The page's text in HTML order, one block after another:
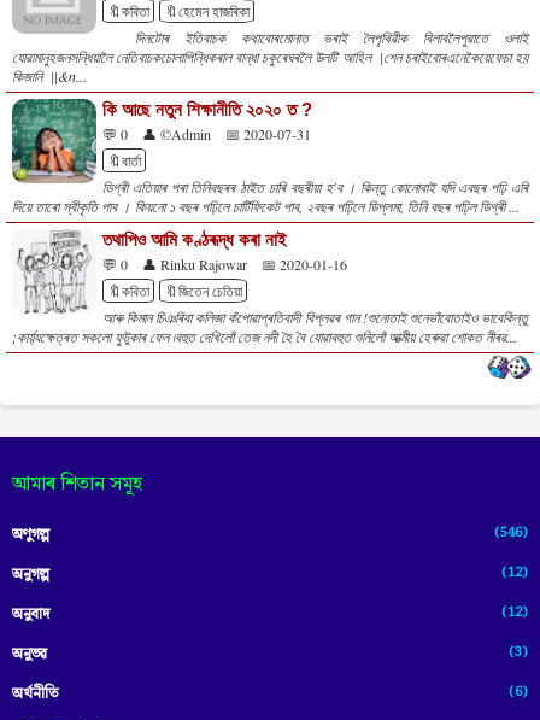
🔖কবিতা
🔖হেমেন হাজৰিকা
দিনটোৰ ইতিবাচক কথাবোৰমোনাত ভৰাই লৈপৃথিৱীক বিলাবলৈপুৱাতে ওলাই
যোৱামানুহজনসন্ধিয়ালৈ নেতিবাচকচোলাপিন্ধিকৰাল বান্ধা চকুৰেঘৰলৈ উলটি আহিল |শেন চৰাইবোৰএনেকৈয়েফেচা হয়
কিজানি ||&n...
কি আছে নতুন শিক্ষানীতি ২০২০ ত ?
💬 0 👤 ©Admin
📅 2020-07-31
🔖বাৰ্তা
ডিগ্ৰী এতিয়াৰ পৰা তিনিবছৰৰ ঠাইত চাৰি বছৰীয়া হ'ব । কিন্তু কোনোবাই যদি এবছৰ পঢ়ি এৰি
দিয়ে তাৰো স্বীকৃতি পাব । কিয়নো ১ বছৰ পঢ়িলে চাৰ্টিফিকেট পাব, ২বছৰ পঢ়িলে ডিপ্লমা, তিনি বছৰ পঢ়িল ডিগ্ৰী ...
তথাপিও আমি কণ্ঠৰূদ্ধ কৰা নাই
💬 0 👤 Rinku Rajowar
📅 2020-01-16
🔖কবিতা
🔖জিতেন চেতিয়া
আৰু কিমান চিঞৰিবা কলিজা কঁপোৱাপ্ৰতিবাদী বিপ্লৱৰ গান !শুনোতাই শুনেভাঁবোতাইও ভাবেকিন্তু
;কাৰ্য়্যক্ষেত্ৰত সকলো ফুটুকাৰ ফেন ৷বহুত দেখিলোঁ তেজ নদী হৈ বৈ যোৱাবহুত শুনিলোঁ আত্মীয় হেৰুৱা শোকত নীৰৱ...
আমাৰ শিতান সমূহ
অণুগল্প (546)
অনুগল্প (12)
অনুবাদ (12)
অনুভৱ (3)
অৰ্থনীতি (6)